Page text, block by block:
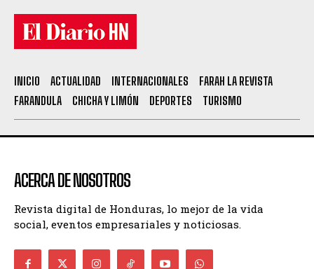
INICIO ACTUALIDAD INTERNACIONALES
FARAH LA REVISTA
FARANDULA
CHICHA Y LIMÓN DEPORTES TURISMO
ACERCA DE NOSOTROS
Revista digital de Honduras, lo mejor de la vida
social, eventos empresariales y noticiosas.